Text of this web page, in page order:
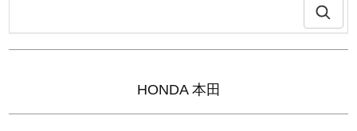
HONDA 本田